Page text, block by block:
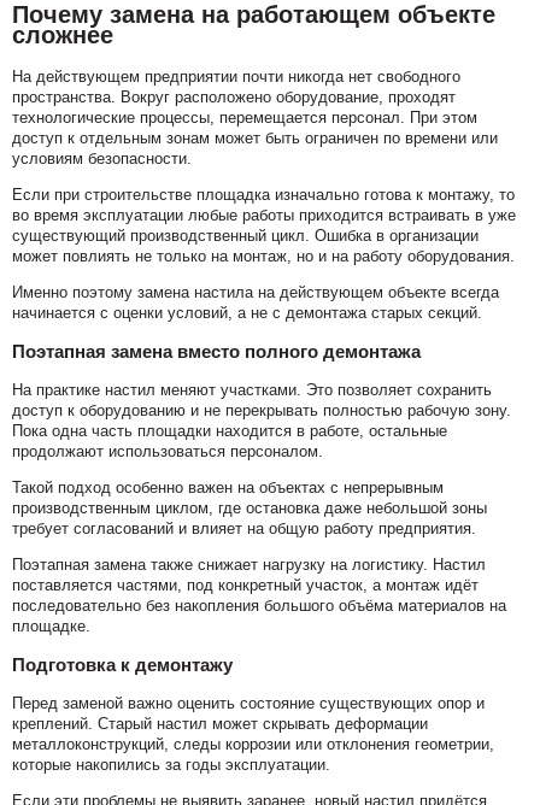
Почему замена на работающем объекте
сложнее
На действующем предприятии почти никогда нет свободного
пространства. Вокруг расположено оборудование, проходят
технологические процессы, перемещается персонал. При этом
доступ к отдельным зонам может быть ограничен по времени или
условиям безопасности.
Если при строительстве площадка изначально готова к монтажу, то
во время эксплуатации любые работы приходится встраивать в уже
существующий производственный цикл. Ошибка в организации
может повлиять не только на монтаж, но и на работу оборудования.
Именно поэтому замена настила на действующем объекте всегда
начинается с оценки условий, а не с демонтажа старых секций.
Поэтапная замена вместо полного демонтажа
На практике настил меняют участками. Это позволяет сохранить
доступ к оборудованию и не перекрывать полностью рабочую зону.
Пока одна часть площадки находится в работе, остальные
продолжают использоваться персоналом.
Такой подход особенно важен на объектах с непрерывным
производственным циклом, где остановка даже небольшой зоны
требует согласований и влияет на общую работу предприятия.
Поэтапная замена также снижает нагрузку на логистику. Настил
поставляется частями, под конкретный участок, а монтаж идёт
последовательно без накопления большого объёма материалов на
площадке.
Подготовка к демонтажу
Перед заменой важно оценить состояние существующих опор и
креплений. Старый настил может скрывать деформации
металлоконструкций, следы коррозии или отклонения геометрии,
которые накопились за годы эксплуатации.
Если эти проблемы не выявить заранее, новый настил придётся